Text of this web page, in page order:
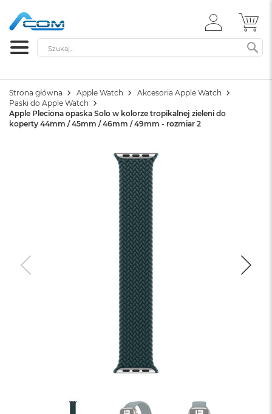
ZALOGUJ
SIĘ
Szukaj
Strona główna Apple Watch
Akcesoria Apple Watch
Paski do Apple Watch
Apple Pleciona opaska Solo w kolorze tropikalnej zieleni do
koperty 44mm / 45mm / 46mm / 49mm - rozmiar 2